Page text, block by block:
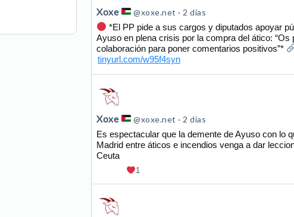
de
Xoxe
en
Bluesky
Xoxe @xoxe.net
2 días
*El PP pide a sus cargos y diputados apoyar
Ayuso en plena crisis por la compra del ático: “Os
colaboración para poner comentarios positivos”*
tinyurl.com/w95f4syn
Ver
publicación
de
Xoxe
en
Bluesky
Xoxe @xoxe.net
2 días
Es espectacular que la demente de Ayuso con lo
Madrid entre áticos e incendios venga a dar
Ceuta
1
Ver
publicación